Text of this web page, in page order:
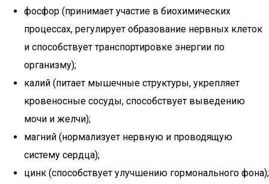
фосфор (принимает участие в биохимических
процессах, регулирует образование нервных клеток
и способствует транспортировке энергии по
организму);
калий (питает мышечные структуры, укрепляет
кровеносные сосуды, способствует выведению
мочи и желчи);
магний (нормализует нервную и проводящую
систему сердца);
цинк (способствует улучшению гормонального фона);